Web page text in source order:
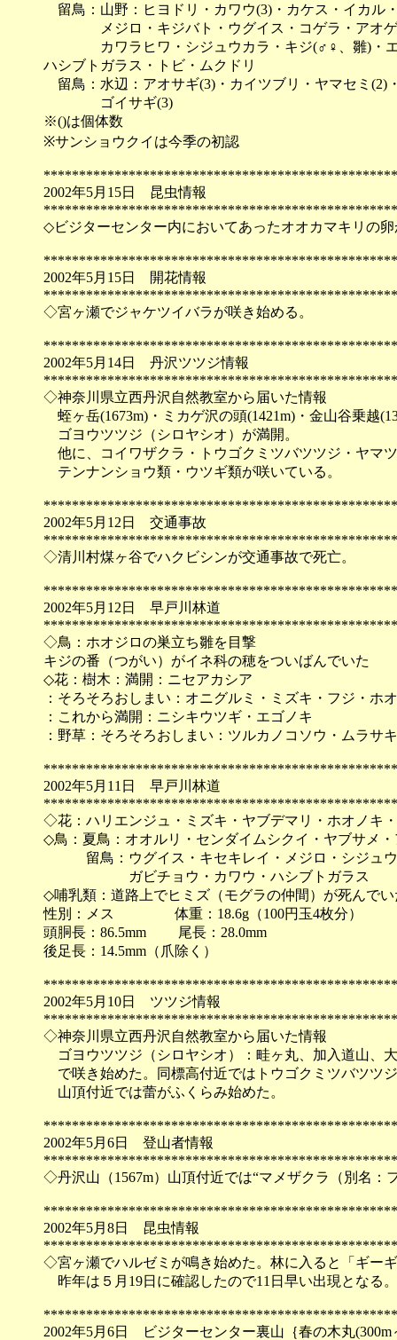
留鳥：山野：ヒヨドリ・カワウ(3)・カケス・イカル
メジロ・キジバト・ウグイス・コゲラ・アオゲ
カワラヒワ・シジュウカラ・キジ(♂♀、雛)・エ
ハシブトガラス・トビ・ムクドリ
留鳥：水辺：アオサギ(3)・カイツブリ・ヤマセミ(2)
ゴイサギ(3)
※()は個体数
※サンショウクイは今季の初認
2002年5月15日 昆虫情報
◇ビジターセンター内においてあったオオカマキリの
2002年5月15日 開花情報
◇宮ヶ瀬でジャケツイバラが咲き始める。
2002年5月14日 丹沢ツツジ情報
◇神奈川県立西丹沢自然教室から届いた情報
蛭ヶ岳(1673m)・ミカゲ沢の頭(1421m)・金山谷乗越
ゴヨウツツジ（シロヤシオ）が満開。
他に、コイワザクラ・トウゴクミツバツツジ・ヤマ
テンナンショウ類・ウツギ類が咲いている。
2002年5月12日 交通事故
◇清川村煤ヶ谷でハクビシンが交通事故で死亡。
2002年5月12日 早戸川林道
◇鳥：ホオジロの巣立ち雛を目撃
キジの番（つがい）がイネ科の穂をついばんでいた
◇花：樹木：満開：ニセアカシア
：そろそろおしまい：オニグルミ・ミズキ・フジ・ホ
：これから満開：ニシキウツギ・エゴノキ
：野草：そろそろおしまい：ツルカノコソウ・ムラサ
2002年5月11日 早戸川林道
◇花：ハリエンジュ・ミズキ・ヤブデマリ・ホオノキ
◇鳥：夏鳥：オオルリ・センダイムシクイ・ヤブサメ
留鳥：ウグイス・キセキレイ・メジロ・シジュウ
ガビチョウ・カワウ・ハシブトガラス
◇哺乳類：道路上でヒミズ（モグラの仲間）が死んでい
性別：メス 体重：18.6g（100円玉4枚分）
頭胴長：86.5mm 尾長：28.0mm
後足長：14.5mm（爪除く）
2002年5月10日 ツツジ情報
◇神奈川県立西丹沢自然教室から届いた情報
ゴヨウツツジ（シロヤシオ）：畦ヶ丸、加入道山、
で咲き始めた。同標高付近ではトウゴクミツバツツ
山頂付近では蕾がふくらみ始めた。
2002年5月6日 登山者情報
◇丹沢山（1567m）山頂付近では“マメザクラ（別名：
2002年5月8日 昆虫情報
◇宮ヶ瀬でハルゼミが鳴き始めた。林に入ると「ギー
昨年は５月19日に確認したので11日早い出現となる。
2002年5月6日 ビジターセンター裏山｛春の木丸(300m